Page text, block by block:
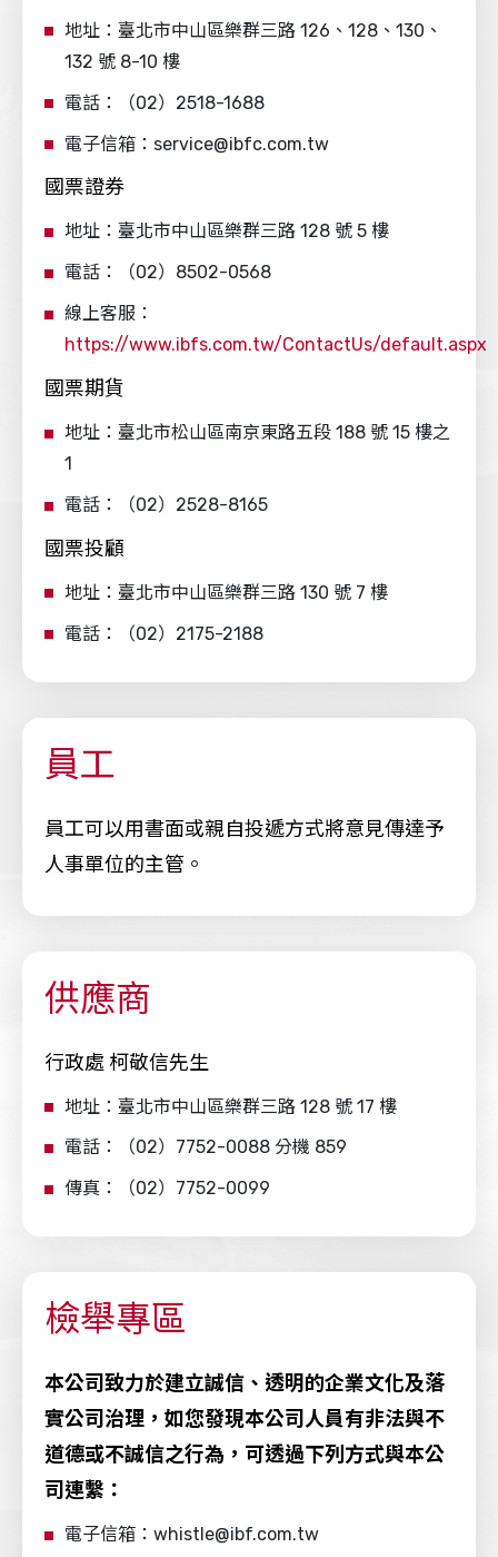
地址：臺北市中山區樂群三路 126、128、130、
132 號 8-10 樓
電話：（02）2518-1688
電子信箱：service@ibfc.com.tw
國票證券
地址：臺北市中山區樂群三路 128 號 5 樓
電話：（02）8502-0568
線上客服：
https://www.ibfs.com.tw/ContactUs/default.aspx
國票期貨
地址：臺北市松山區南京東路五段 188 號 15 樓之
1
電話：（02）2528-8165
國票投顧
地址：臺北市中山區樂群三路 130 號 7 樓
電話：（02）2175-2188
員工
員工可以用書面或親自投遞方式將意見傳達予
人事單位的主管。
供應商
行政處 柯敬信先生
地址：臺北市中山區樂群三路 128 號 17 樓
電話：（02）7752-0088 分機 859
傳真：（02）7752-0099
檢舉專區
本公司致力於建立誠信、透明的企業文化及落
實公司治理，如您發現本公司人員有非法與不
道德或不誠信之行為，可透過下列方式與本公
司連繫：
電子信箱：whistle@ibf.com.tw